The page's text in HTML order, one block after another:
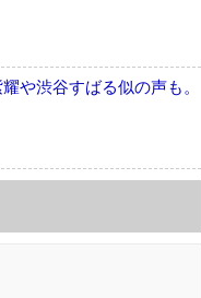
や渋谷すばる似の声も。